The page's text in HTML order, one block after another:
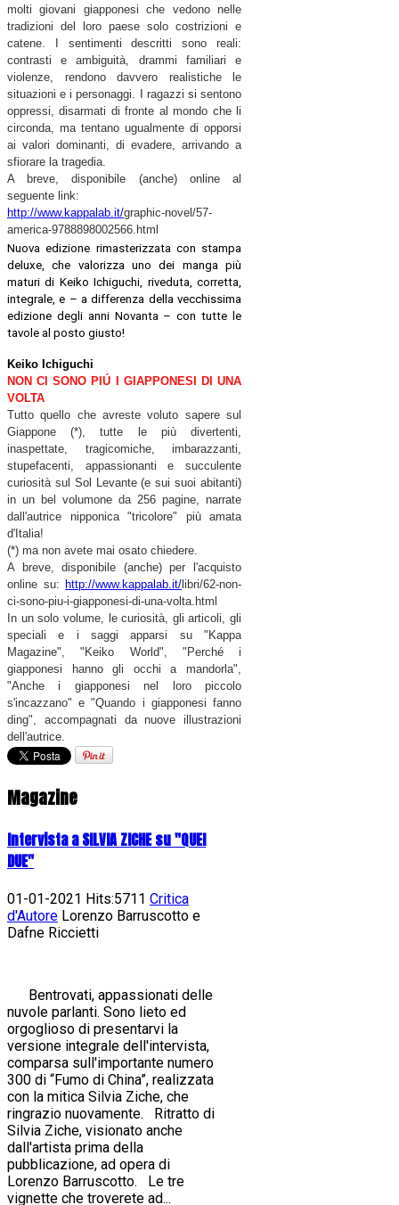
molti giovani giapponesi che vedono nelle
tradizioni del loro paese solo costrizioni e
catene. I sentimenti descritti sono reali:
contrasti e ambiguità, drammi familiari e
violenze, rendono davvero realistiche le
situazioni e i personaggi. I ragazzi si sentono
oppressi, disarmati di fronte al mondo che li
circonda, ma tentano ugualmente di opporsi
ai valori dominanti, di evadere, arrivando a
sfiorare la tragedia.
A breve, disponibile (anche) online al
seguente link:
http://www.kappalab.it/graphic-novel/57-
america-9788898002566.html
Nuova edizione rimasterizzata con stampa
deluxe, che valorizza uno dei manga più
maturi di Keiko Ichiguchi, riveduta, corretta,
integrale, e – a differenza della vecchissima
edizione degli anni Novanta – con tutte le
tavole al posto giusto!
Keiko Ichiguchi
NON CI SONO PIÚ I GIAPPONESI DI UNA
VOLTA
Tutto quello che avreste voluto sapere sul
Giappone (*), tutte le più divertenti,
inaspettate, tragicomiche, imbarazzanti,
stupefacenti, appassionanti e succulente
curiosità sul Sol Levante (e sui suoi abitanti)
in un bel volumone da 256 pagine, narrate
dall'autrice nipponica "tricolore" più amata
d'Italia!
(*) ma non avete mai osato chiedere.
A breve, disponibile (anche) per l'acquisto
online su: http://www.kappalab.it/ libri/62-non-
ci-sono-piu-i-giapponesi-di-una-volta.html
In un solo volume, le curiosità, gli articoli, gli
speciali e i saggi apparsi su "Kappa
Magazine", "Keiko World", "Perché i
giapponesi hanno gli occhi a mandorla",
"Anche i giapponesi nel loro piccolo
s'incazzano" e "Quando i giapponesi fanno
ding", accompagnati da nuove illustrazioni
dell'autrice.
Magazine
Intervista a SILVIA ZICHE su "QUEI
DUE"
01-01-2021 Hits:5711 Critica
d'Autore Lorenzo Barruscotto e
Dafne Riccietti
Bentrovati, appassionati delle
nuvole parlanti. Sono lieto ed
orgoglioso di presentarvi la
versione integrale dell'intervista,
comparsa sull'importante numero
300 di “Fumo di China”, realizzata
con la mitica Silvia Ziche, che
ringrazio nuovamente. Ritratto di
Silvia Ziche, visionato anche
dall'artista prima della
pubblicazione, ad opera di
Lorenzo Barruscotto. Le tre
vignette che troverete ad...